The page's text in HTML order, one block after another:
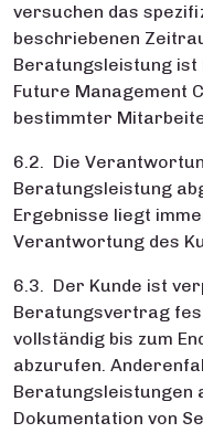
versuchen das
beschriebenen
Beratungsleistung ist
Future Management
bestimmter
6.2. Die
Beratungsleistung
Ergebnisse liegt
Verantwortung des
6.3. Der Kunde ist
Beratungsvertrag
vollständig bis zum
abzurufen.
Beratungsleistungen
Dokumentation von